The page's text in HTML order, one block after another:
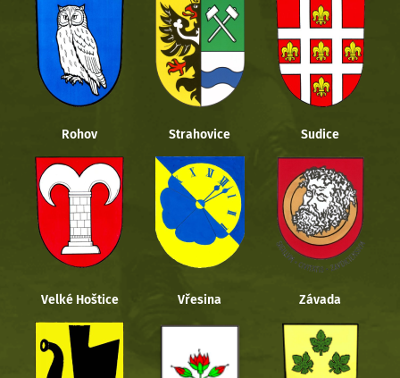
Rohov Strahovice Sudice
Velké Hoštice Vřesina Závada